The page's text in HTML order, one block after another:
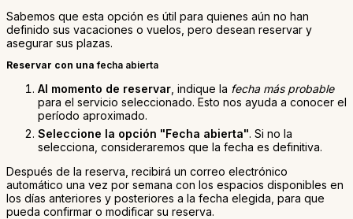
Sabemos que esta opción es útil para quienes aún no han
definido sus vacaciones o vuelos, pero desean reservar y
asegurar sus plazas.
Reservar con unafecha abierta
Al momento de reservar , indique la fecha más probable
para el servicio seleccionado. Esto nos ayuda a conocer el
período aproximado.
Seleccione la opción "Fecha abierta". Si no la
selecciona, consideraremos que la fecha es definitiva.
Después de la reserva, recibirá un correo electrónico
automático una vez por semana con los espacios disponibles en
los días anteriores y posteriores a la fecha elegida, para que
pueda confirmar o modificar su reserva.